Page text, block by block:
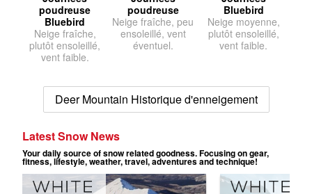
poudreuse
Bluebird
Neige fraîche,
plutôt ensoleillé,
vent faible.
poudreuse
Neige fraîche, peu
ensoleillé, vent
éventuel.
Bluebird
Neige moyenne,
plutôt ensoleillé,
vent faible.
Deer Mountain Historique d'enneigement